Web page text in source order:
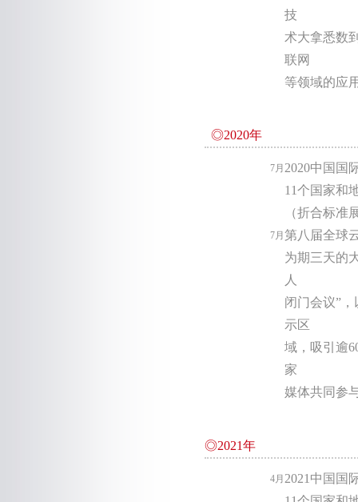
技
术大拿悉数
联网
等领域的应
◎2020年
7月
7月
2020中国国
11个国家和
（折合标准
第八届全球
为期三天的
人
闭门会议”
示区
域，吸引逾
家
媒体共同参
◎2021年
4月 2021中国国